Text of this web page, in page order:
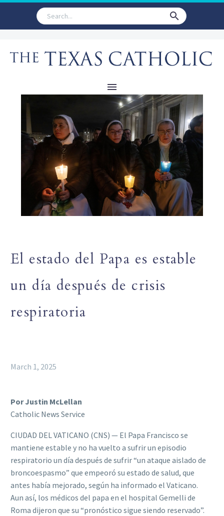
El estado del Papa es estable
un día después de crisis
respiratoria
March 1, 2025
Por Justin McLellan
Catholic News Service
CIUDAD DEL VATICANO (CNS) — El Papa Francisco se
mantiene estable y no ha vuelto a sufrir un episodio
respiratorio un día después de sufrir “un ataque aislado de
broncoespasmo” que empeoró su estado de salud, que
antes había mejorado, según ha informado el Vaticano.
Aun así, los médicos del papa en el hospital Gemelli de
Roma dijeron que su “pronóstico sigue siendo reservado”.